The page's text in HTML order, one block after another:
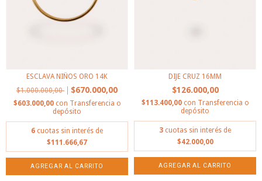
ESCLAVA NIÑOS ORO 14K
$1.000.000,00
$670.000,00
$603.000,00 con Transferencia o
depósito
6 cuotas sin interés de
$111.666,67
DIJE CRUZ 16MM
$126.000,00
$113.400,00 con Transferencia o
depósito
3 cuotas sin interés de
$42.000,00